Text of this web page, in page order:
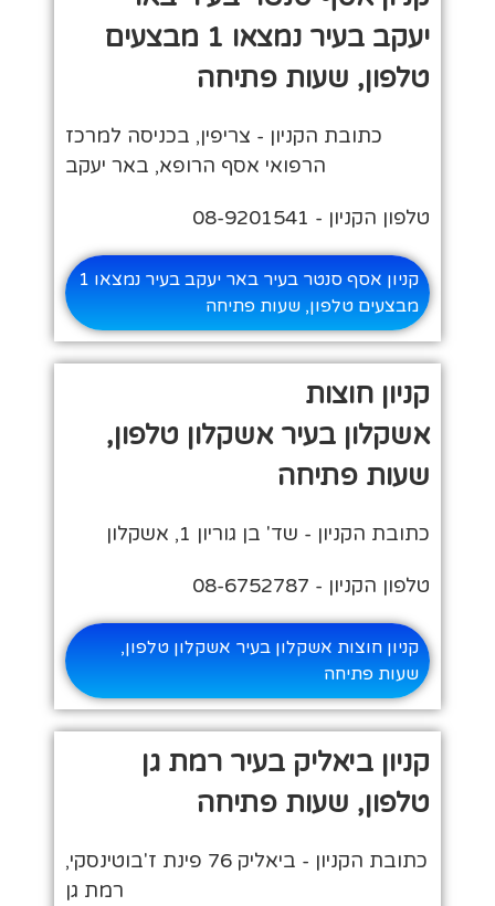
יעקב בעיר נמצאו 1 מבצעים
טלפון, שעות פתיחה
כתובת הקניון - צריפין, בכניסה למרכז
הרפואי אסף הרופא, באר יעקב
טלפון הקניון - 08-9201541
קניון אסף סנטר בעיר באר יעקב בעיר נמצאו 1
מבצעים טלפון, שעות פתיחה
קניון חוצות
אשקלון בעיר אשקלון טלפון,
שעות פתיחה
כתובת הקניון - שד' בן גוריון 1, אשקלון
טלפון הקניון - 08-6752787
קניון חוצות אשקלון בעיר אשקלון טלפון,
שעות פתיחה
קניון ביאליק בעיר רמת גן
טלפון, שעות פתיחה
כתובת הקניון - ביאליק 76 פינת ז'בוטינסקי,
רמת גן